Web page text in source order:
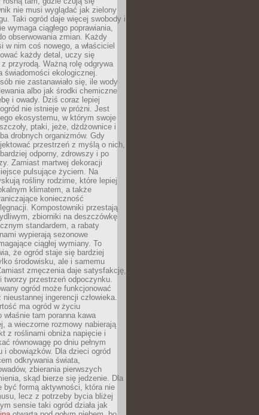
nie musi wyglądać jak zielony
Taki ogród daje więcej swobody i
wymaga ciągłego poprawiania,
obserwowania zmian. Każdy
w nim coś nowego, a właściciel
każdy detal, uczy się
z przyrodą. Ważną rolę odgrywa
świadomości ekologicznej.
nie zastanawiało się, ile wody
albo jak środki chemiczne
i owady. Dziś coraz lepiej
nie istnieje w próżni. Jest
ekosystemu, w którym swoje
ptaki, jeże, dżdżownice i
drobnych organizmów. Gdy
przestrzeń z myślą o nich,
odporny, zdrowszy i po
Zamiast martwej dekoracji
pulsujące życiem. Na
rośliny rodzime, które lepiej
klimatem, a także
konieczność
Kompostowniki przestają
zbiorniki na deszczówkę
standardem, a rabaty
wypierają sezonowe
ciągłej wymiany. To
że ogród staje się bardziej
środowisku, ale i samemu
zmęczenia daje satysfakcję,
tworzy przestrzeń odpoczynku.
ogród może funkcjonować
nieustannej ingerencji człowieka.
ma ogród w życiu
właśnie tam poranna kawa
a wieczorne rozmowy nabierają
z roślinami obniża napięcie i
równowagę po dniu pełnym
i obowiązków. Dla dzieci ogród
odkrywania świata,
zbierania pierwszych
skąd bierze się jedzenie. Dla
być formą aktywności, która nie
lecz z potrzeby bycia bliżej
sensie taki ogród działa jak